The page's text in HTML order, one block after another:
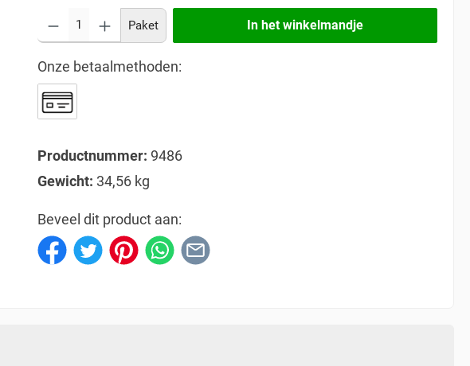
Paket In het winkelmandje
Onze betaalmethoden:
Productnummer: 9486
Gewicht: 34,56 kg
Beveel dit product aan: